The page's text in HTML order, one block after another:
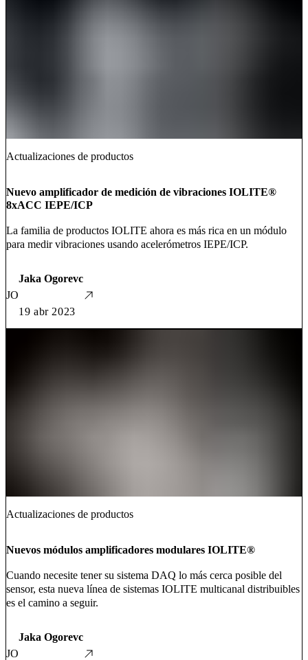
Actualizaciones de productos
Nuevo amplificador de medición de vibraciones IOLITE®
8xACC IEPE/ICP
La familia de productos IOLITE ahora es más rica en un módulo
para medir vibraciones usando acelerómetros IEPE/ICP.
JO
Jaka Ogorevc
19 abr 2023
Actualizaciones de productos
Nuevos módulos amplificadores modulares IOLITE®
Cuando necesite tener su sistema DAQ lo más cerca posible del
sensor, esta nueva línea de sistemas IOLITE multicanal distribuibles
es el camino a seguir.
JO
Jaka Ogorevc